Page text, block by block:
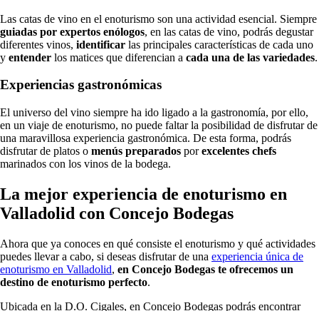
Las catas de vino en el enoturismo son una actividad esencial. Siempre
guiadas por expertos enólogos, en las catas de vino, podrás degustar
diferentes vinos, identificar las principales características de cada uno
y entender los matices que diferencian a cada una de las variedades.
Experiencias gastronómicas
El universo del vino siempre ha ido ligado a la gastronomía, por ello,
en un viaje de enoturismo, no puede faltar la posibilidad de disfrutar de
una maravillosa experiencia gastronómica. De esta forma, podrás
disfrutar de platos o menús preparados porexcelentes chefs
marinados con los vinos de la bodega.
La mejor experiencia de enoturismo en
Valladolid con Concejo Bodegas
Ahora que ya conoces en qué consiste el enoturismo y qué actividades
puedes llevar a cabo, si deseas disfrutar de una experiencia única de
enoturismo en Valladolid, en Concejo Bodegas te ofrecemos un
destino de enoturismo perfecto.
Ubicada en la D.O. Cigales, en Concejo Bodegas podrás encontrar